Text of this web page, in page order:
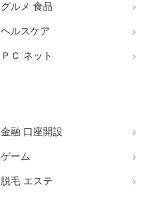
グルメ 食品
ヘルスケア
ＰＣ ネット
金融 口座開設
ゲーム
脱毛 エステ